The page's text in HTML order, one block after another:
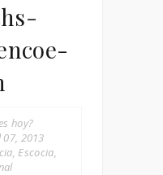
hoy?
2013
,Escocia,